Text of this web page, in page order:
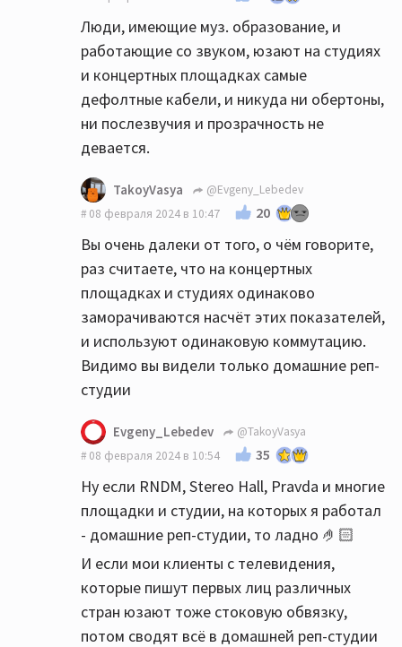
маркетологи постарались.
Нет пока научных объяснений влияния на
звук, МУЗЫКАЛЬНЫЙ ЗВУК, а не свип-тоны
и импульсы, различных кабелей, как и нет
понимания современной науки что же
приборов для измерения МУЗЫКИ.
Люди, имеющие муз. образование, и
работающие со звуком, юзают на студиях
и концертных площадках самые
дефолтные кабели, и никуда ни обертоны,
ни послезвучия и прозрачность не
девается.
TakoyVasya
@Evgeny_Lebedev
08 февраля 2024 в 10:47
20
Вы очень далеки от того, о чём говорите,
раз считаете, что на концертных
площадках и студиях одинаково
заморачиваются насчёт этих показателей,
и используют одинаковую коммутацию.
Видимо вы видели только домашние реп-
студии
Evgeny_Lebedev
@TakoyVasya
08 февраля 2024 в 10:54
35
Ну если RNDM, Stereo Hall, Pravda и многие
площадки и студии, на которых я работал
- домашние реп-студии, то ладно 🤌🏻
И если мои клиенты с телевидения,
которые пишут первых лиц различных
стран юзают тоже стоковую обвязку,
потом сводят всё в домашней реп-студии